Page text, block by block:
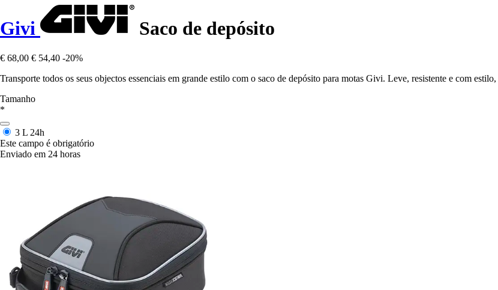
Givi Saco de depósito
€ 68,00 € 54,40 -20%
Transporte todos os seus objectos essenciais em grande estilo com o saco de depósito para motas Givi. Leve, resistente e com
Tamanho
*
3 L 24h
Este campo é obrigatório
Enviado em 24 horas